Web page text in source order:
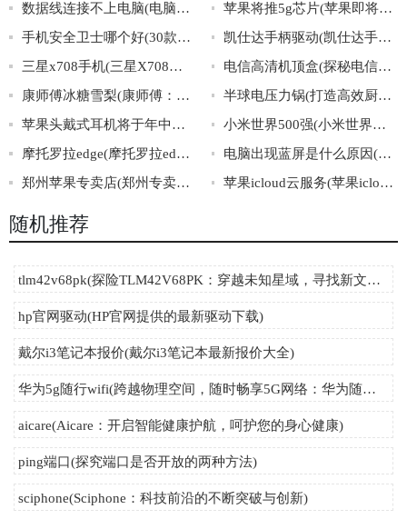
数据线连接不上电脑(电脑连接数据线失败，无法传输数据)
苹果将推5g芯片(苹果即将推出5G芯片，引领新时代！)
手机安全卫士哪个好(30款手机安全卫士大PK，让你轻松找到最佳选择！)
凯仕达手柄驱动(凯仕达手柄驱动：方便快捷的游戏体验)
三星x708手机(三星X708手机：革新智能科技，引领未来通讯风潮)
电信高清机顶盒(探秘电信高清机顶盒的惊人功能)
康师傅冰糖雪梨(康师傅：冰糖雪梨口感软糯，健康又美味，冷饮夏季必备！)
半球电压力锅(打造高效厨房必备神器：半球电压力锅)
苹果头戴式耳机将于年中量产(苹果将在年中大规模生产头戴式耳机)
小米世界500强(小米世界荣登500强，中国科技崛起再添力！)
摩托罗拉edge(摩托罗拉edge是什么？)
电脑出现蓝屏是什么原因(电脑蓝屏的原因及解决方法)
郑州苹果专卖店(郑州专卖店排名最靠前的苹果手机店)
苹果icloud云服务(苹果icloud：优质云服务解析)
随机推荐
tlm42v68pk(探险TLM42V68PK：穿越未知星域，寻找新文明。)
hp官网驱动(HP官网提供的最新驱动下载)
戴尔i3笔记本报价(戴尔i3笔记本最新报价大全)
华为5g随行wifi(跨越物理空间，随时畅享5G网络：华为随行WiFi)
aicare(Aicare：开启智能健康护航，呵护您的身心健康)
ping端口(探究端口是否开放的两种方法)
sciphone(Sciphone：科技前沿的不断突破与创新)